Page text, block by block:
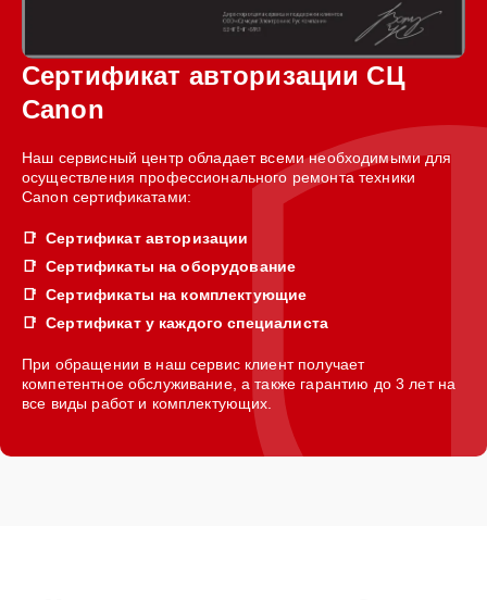
Сертификат авторизации СЦ
Canon
Наш сервисный центр обладает всеми необходимыми для
осуществления профессионального ремонта техники
Canon сертификатами:
Сертификат авторизации
Сертификаты на оборудование
Сертификаты на комплектующие
Сертификат у каждого специалиста
При обращении в наш сервис клиент получает
компетентное обслуживание, а также гарантию до 3 лет на
все виды работ и комплектующих.